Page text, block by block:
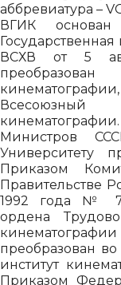
аббревиатура –
ВГИК
ВСХВ от 5
преобразован
Всесоюзный
Министров
Университету
Приказом
Правительстве
1992 года № 71
ордена
преобразован
институт
Приказом